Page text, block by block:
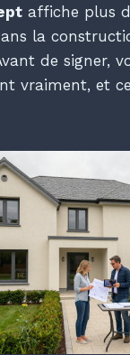
affiche plus
la
de signer,
vraiment, et